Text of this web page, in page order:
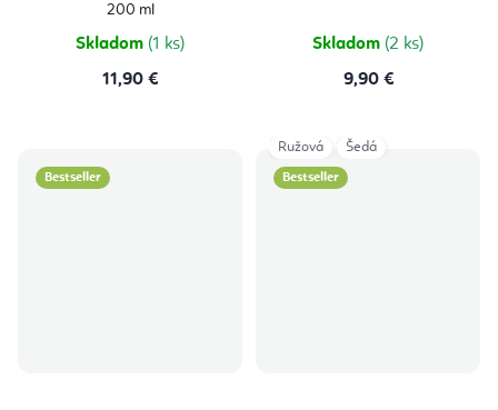
200 ml
Skladom (1 ks)
11,90 €
Skladom (2 ks)
9,90 €
Bestseller Bestseller
Ružová Šedá